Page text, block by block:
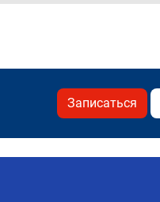
Записаться